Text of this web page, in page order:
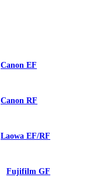
Canon EF
Canon RF
Laowa EF/RF
Fujifilm GF